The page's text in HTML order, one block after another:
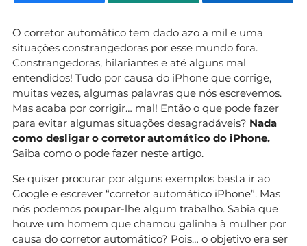
O corretor automático tem dado azo a mil e uma
situações constrangedoras por esse mundo fora.
Constrangedoras, hilariantes e até alguns mal
entendidos! Tudo por causa do iPhone que corrige,
muitas vezes, algumas palavras que nós escrevemos.
Mas acaba por corrigir… mal! Então o que pode fazer
para evitar algumas situações desagradáveis? Nada
como desligar o corretor automático do iPhone.
Saiba como o pode fazer neste artigo.
Se quiser procurar por alguns exemplos basta ir ao
Google e escrever “corretor automático iPhone”. Mas
nós podemos poupar-lhe algum trabalho. Sabia que
houve um homem que chamou galinha à mulher por
causa do corretor automático? Pois… o objetivo era ser